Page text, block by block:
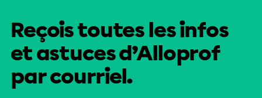
Reçois toutes les infos
et astuces d’Alloprof
par courriel.